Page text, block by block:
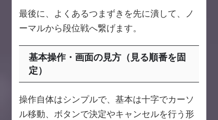
最後に、よくあるつまずきを先に潰して、ノ
ーマルから段位戦へ繋げます。
基本操作・画面の見方（見る順番を固
定）
操作自体はシンプルで、基本は十字でカーソ
ル移動、ボタンで決定やキャンセルを行う形